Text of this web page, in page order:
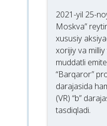
2021-yil 25-
Moskva”
xususiy
xorijiy va
muddatli
“Barqaror”
darajasida
(VR) “b”
tasdiqladi.